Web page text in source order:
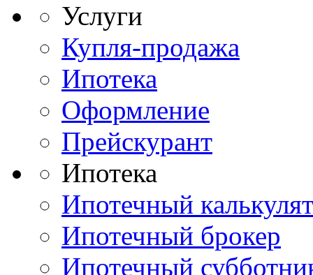
Услуги
Купля-продажа
Ипотека
Оформление
Прейскурант
Ипотека
Ипотечный
Ипотечный брокер
Ипотечный